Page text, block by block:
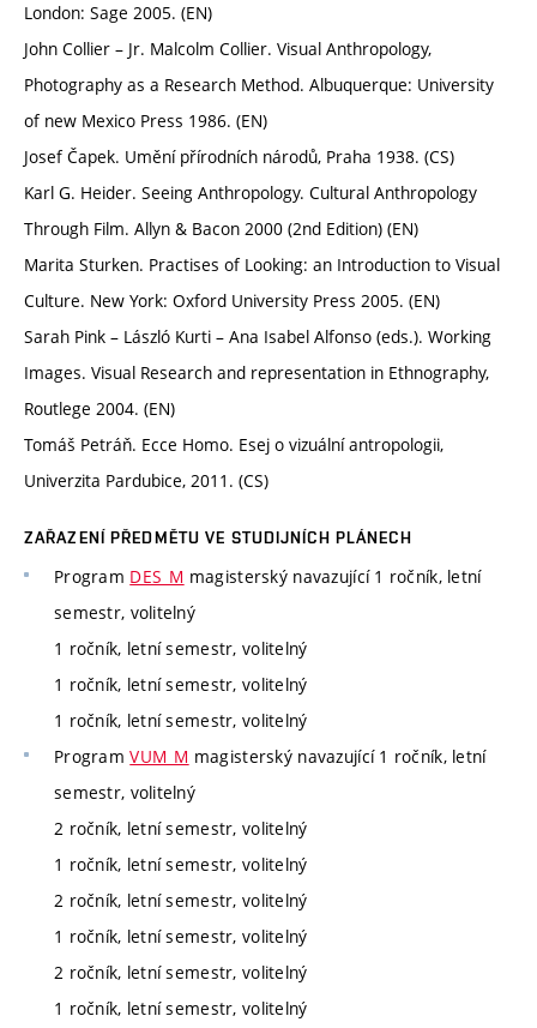
London: Sage 2005. (EN)
John Collier – Jr. Malcolm Collier. Visual Anthropology,
Photography as a Research Method. Albuquerque: University
of new Mexico Press 1986. (EN)
Josef Čapek. Umění přírodních národů, Praha 1938. (CS)
Karl G. Heider. Seeing Anthropology. Cultural Anthropology
Through Film. Allyn & Bacon 2000 (2nd Edition) (EN)
Marita Sturken. Practises of Looking: an Introduction to Visual
Culture. New York: Oxford University Press 2005. (EN)
Sarah Pink – László Kurti – Ana Isabel Alfonso (eds.). Working
Images. Visual Research and representation in Ethnography,
Routlege 2004. (EN)
Tomáš Petráň. Ecce Homo. Esej o vizuální antropologii,
Univerzita Pardubice, 2011. (CS)
ZAŘAZENÍ PŘEDMĚTU VE STUDIJNÍCH PLÁNECH
Program DES_M magisterský navazující 1 ročník, letní
semestr, volitelný
1 ročník, letní semestr, volitelný
1 ročník, letní semestr, volitelný
1 ročník, letní semestr, volitelný
ProgramVUM_M magisterský navazující 1 ročník, letní
semestr, volitelný
2 ročník, letní semestr, volitelný
1 ročník, letní semestr, volitelný
2 ročník, letní semestr, volitelný
1 ročník, letní semestr, volitelný
2 ročník, letní semestr, volitelný
1 ročník, letní semestr, volitelný